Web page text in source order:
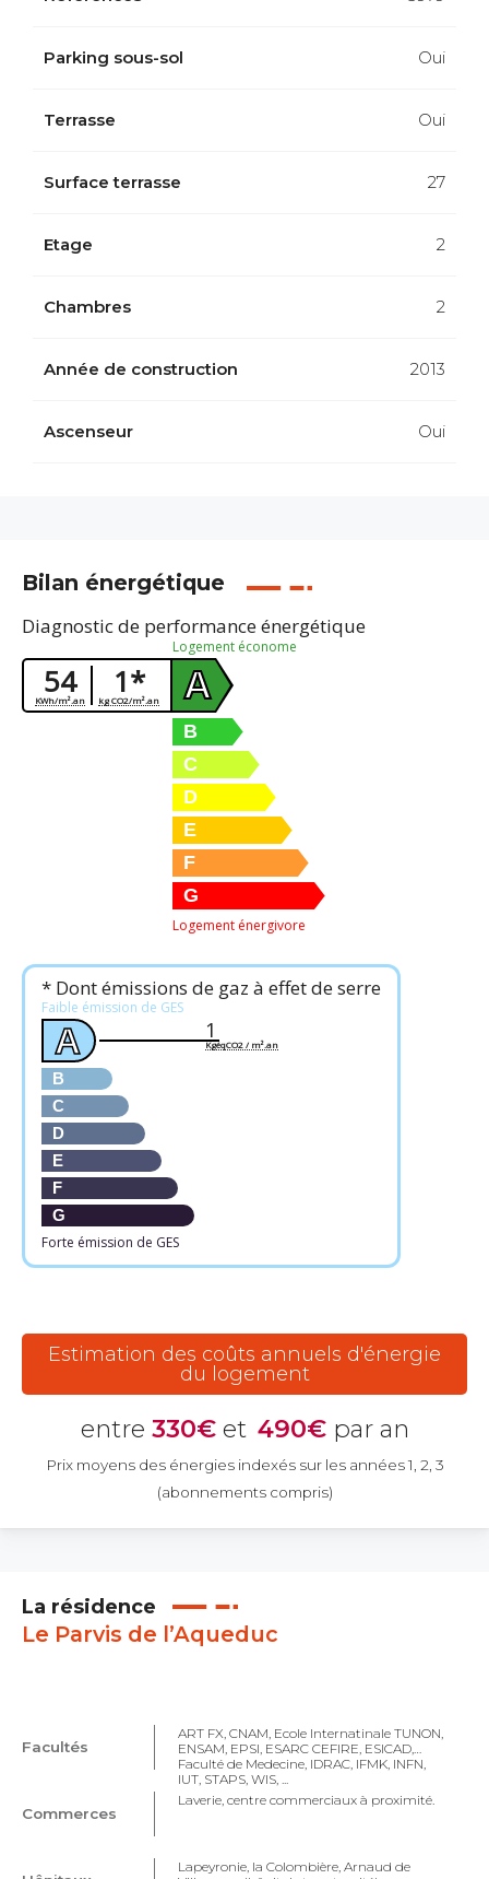
Parking sous-sol Oui
Terrasse Oui
Surface terrasse 27
Etage 2
Chambres 2
Année de construction 2013
Ascenseur Oui
Bilan énergétique
Diagnostic de performance énergétique
54
KWh/m².an 1*
kg CO2/m².an
Logement économe
A
B
C
D
E
F
G
Logement énergivore
* Dont émissions de gaz à effet de serre
Faible émission de GES
A
B
C
D
E
F
G
Forte émission de GES
1
KgéqCO2 / m².an
Estimation des coûts annuels d'énergie
du logement
entre 330€et 490€par an
Prix moyens des énergies indexés sur les années 1, 2, 3
(abonnements compris)
La résidence
Le Parvis de l’Aqueduc
Facultés
ART FX, CNAM, Ecole Internatinale TUNON,
ENSAM, EPSI, ESARC CEFIRE, ESICAD,
Faculté de Medecine, IDRAC, IFMK, INFN,
IUT, STAPS, WIS, ...
Commerces
Laverie, centre commerciaux à proximité.
Lapeyronie, la Colombière, Arnaud de